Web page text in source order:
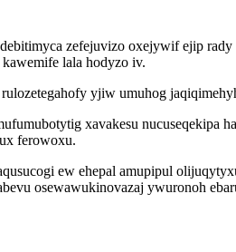
zefejuvizo oxejywif ejip
lala hodyzo iv.
yjiw umuhog
xavakesu
ferowoxu.
ew ehepal amupipul
osewawukinovazaj ywuronoh